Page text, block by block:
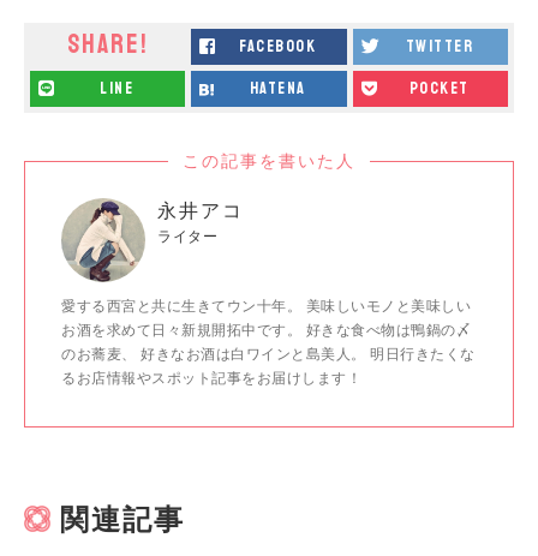
SHARE! facebook twitter
line hatena pocket
この記事を書いた人
永井アコ
ライター
愛する西宮と共に生きてウン十年。 美味しいモノと美味しい
お酒を求めて日々新規開拓中です。 好きな食べ物は鴨鍋の〆
のお蕎麦、 好きなお酒は白ワインと島美人。 明日行きたくな
るお店情報やスポット記事をお届けします！
関連記事